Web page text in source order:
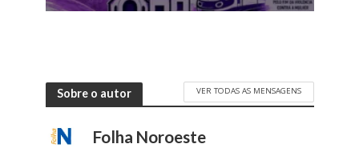
Sobre o autor VER TODAS AS MENSAGENS
Folha Noroeste